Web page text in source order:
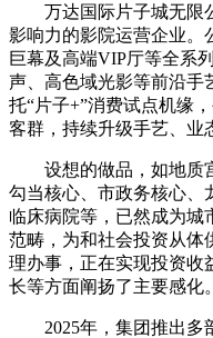
万达国际片子城无限
影响力的影院运营企业
巨幕及高端VIP厅等全系
声、高色域光影等前沿手
托“片子+”消费试点机缘
客群，持续升级手艺、业
设想的做品，如地质
勾当核心、市政务核心、
临床病院等，已然成为城
范畴，为和社会投资从体
理办事，正在实现投资收
长等方面阐扬了主要感化。
2025年，集团推出多